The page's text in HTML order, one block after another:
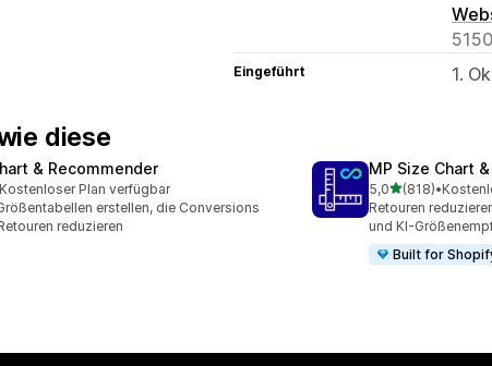
Eingeführt 1.
diese
& Recommender
insgesamt
Kostenloser Plan verfügbar
erstellen, die Conversions
reduzieren
MP Size Chart
5,0von 5 Sternen
(818)
818 Rezensionen
•
Retouren
und KI-
Built for